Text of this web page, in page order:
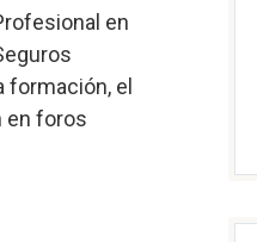
en
formación, el
en foros